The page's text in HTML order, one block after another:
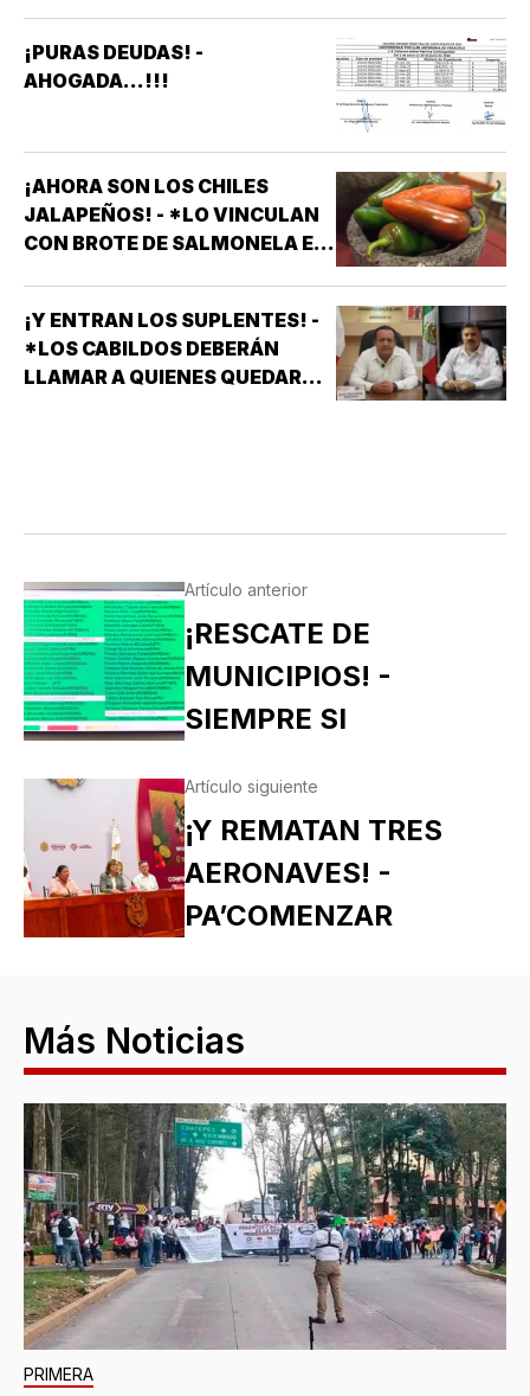
¡PURAS DEUDAS! -
AHOGADA...!!!
¡AHORA SON LOS CHILES
JALAPEÑOS! - *LO VINCULAN
CON BROTE DE SALMONELA EN
¡Y ENTRAN LOS SUPLENTES! -
*LOS CABILDOS DEBERÁN
LLAMAR A QUIENES QUEDARON
Artículo anterior
¡RESCATE DE
MUNICIPIOS! -
SIEMPRE SI
Artículo siguiente
¡Y REMATAN TRES
AERONAVES! -
PA’COMENZAR
Más Noticias
PRIMERA